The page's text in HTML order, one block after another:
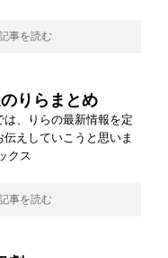
事を読む
りらまとめ
、りらの最新情報を定
えしていこうと思いま
クス
事を読む